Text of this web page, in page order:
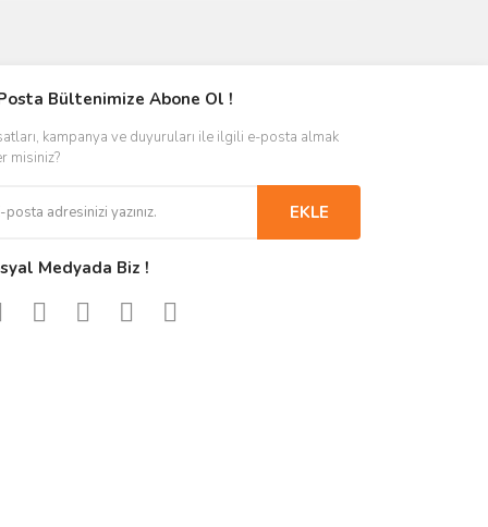
Bültenimize Abone Ol !
kampanya ve duyuruları ile ilgili e-posta almak
misiniz?
EKLE
Medyada Biz !